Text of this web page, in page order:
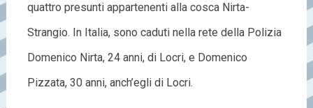
quattro presunti appartenenti alla cosca Nirta-
Strangio. In Italia, sono caduti nella rete della Polizia
Domenico Nirta, 24 anni, di Locri, e Domenico
Pizzata, 30 anni, anch’egli di Locri.